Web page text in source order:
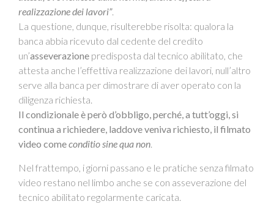
realizzazione dei lavori”.
La questione, dunque, risulterebbe risolta: qualora la
banca abbia ricevuto dal cedente del credito
un’asseverazione predisposta dal tecnico abilitato, che
attesta anche l’effettiva realizzazione dei lavori, null’altro
serve alla banca per dimostrare di aver operato con la
diligenza richiesta.
Il condizionale è però d’obbligo, perché, a tutt’oggi, si
continua a richiedere, laddove veniva richiesto, il filmato
video comeconditio sine qua non.
Nel frattempo, i giorni passano e le pratiche senza filmato
video restano nel limbo anche se con asseverazione del
tecnico abilitato regolarmente caricata.